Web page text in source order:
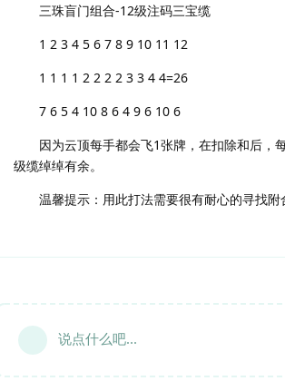
三珠盲门组合-12级注码三宝缆
1 2 3 4 5 6 7 8 9 10 11 12
1 1 1 1 2 2 2 2 3 3 4 4=26
7 6 5 4 10 8 6 4 9 6 10 6
因为云顶每手都会飞1张牌，在扣除和后，
级缆绰绰有余。
温馨提示：用此打法需要很有耐心的寻找附
说点什么吧...